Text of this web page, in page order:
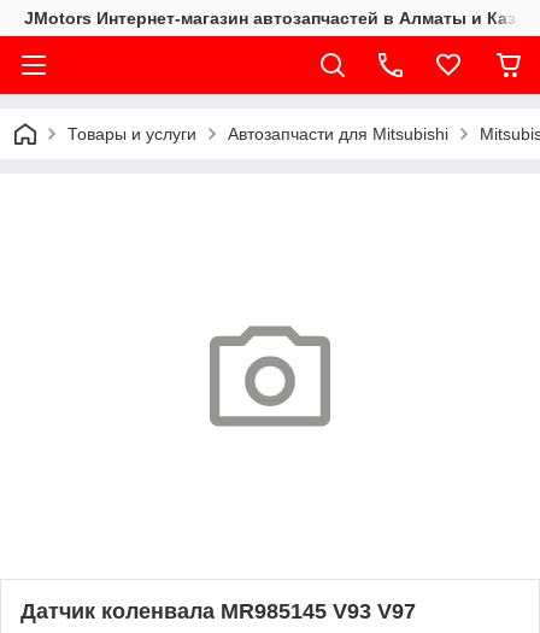
JMotors Интернет-магазин автозапчастей в Алматы и
Товары и услуги Автозапчасти для Mitsubishi
Датчик коленвала MR985145 V93 V97